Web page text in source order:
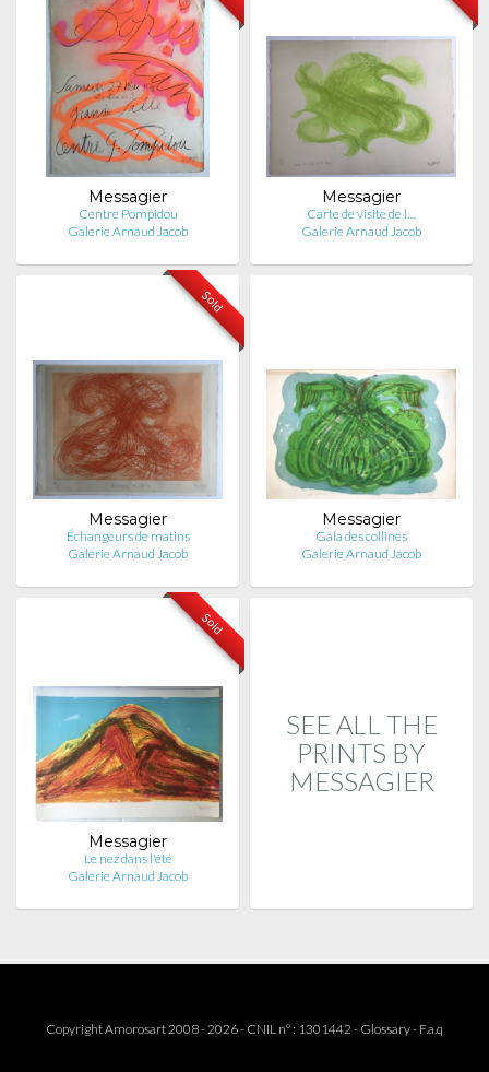
Messagier
Centre Pompidou
Galerie Arnaud Jacob
Messagier
Carte de visite de l…
Galerie Arnaud Jacob
Sold
Messagier
Échangeurs de matins
Galerie Arnaud Jacob
Messagier
Gala des collines
Galerie Arnaud Jacob
Sold
Messagier
Le nez dans l'été
Galerie Arnaud Jacob
SEE ALL THE
PRINTS BY
MESSAGIER
Copyright Amorosart 2008 - 2026 - CNIL n° : 1301442 - Glossary- F.a.q